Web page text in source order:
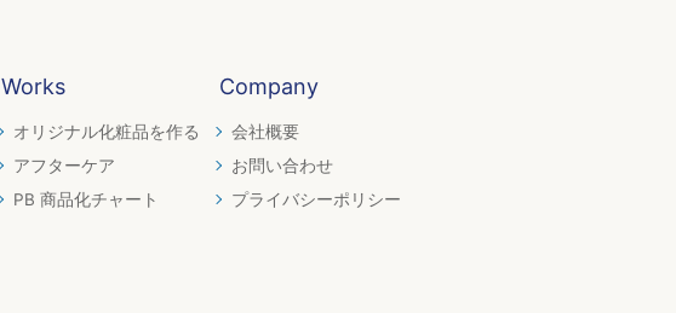
Works
オリジナル化粧品を作る
アフターケア
PB 商品化チャート
Company
会社概要
お問い合わせ
プライバシーポリシー